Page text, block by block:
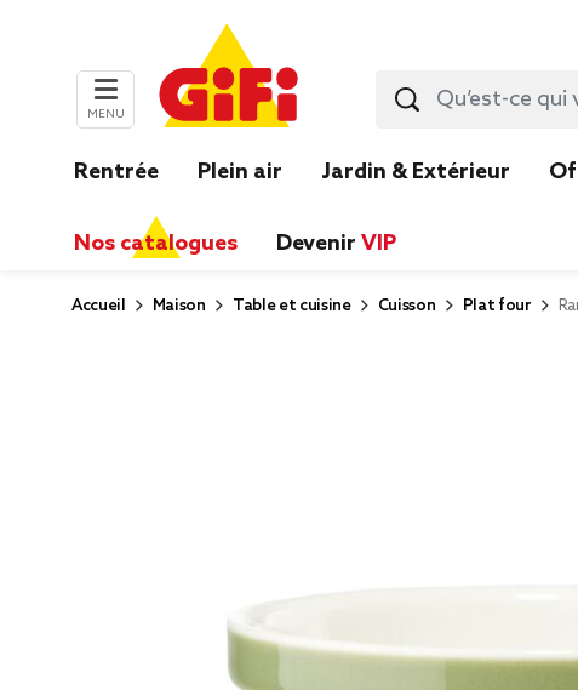
MENU
Rentrée Plein air Jardin & Extérieur
Nos catalogues Devenir VIP
Accueil Maison Table et cuisine Cuisson Plat four